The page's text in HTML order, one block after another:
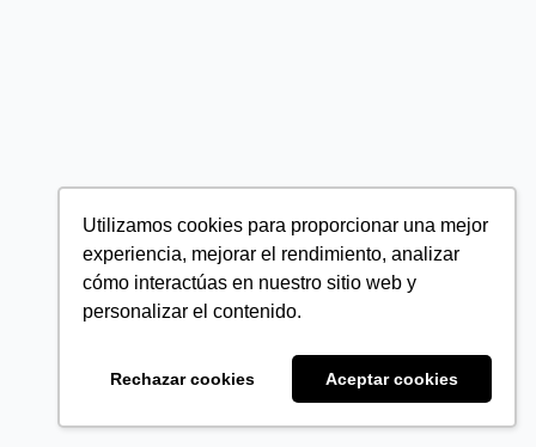
Utilizamos cookies para proporcionar una mejor
experiencia, mejorar el rendimiento, analizar
cómo interactúas en nuestro sitio web y
personalizar el contenido.
Rechazar cookies Aceptar cookies